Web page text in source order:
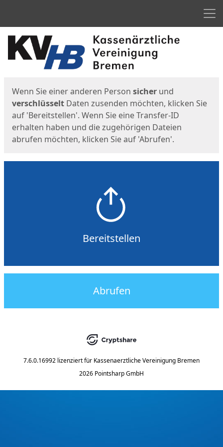
Start
Wenn Sie einer anderen Person sicher und
verschlüsselt Daten zusenden möchten, klicken Sie
auf 'Bereitstellen'. Wenn Sie eine Transfer-ID
erhalten haben und die zugehörigen Dateien
abrufen möchten, klicken Sie auf 'Abrufen'.
Bereitstellen
Abrufen
7.6.0.16992 lizenziert für Kassenaerztliche Vereinigung Bremen
2026 Pointsharp GmbH